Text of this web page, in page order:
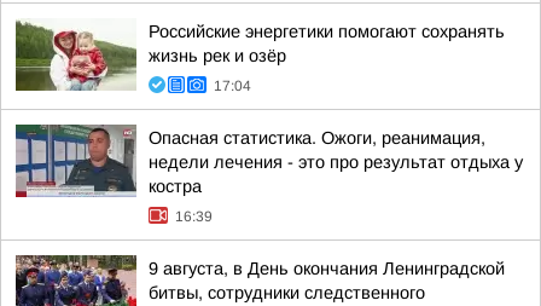
Российские энергетики помогают сохранять
жизнь рек и озёр
17:04
Опасная статистика. Ожоги, реанимация,
недели лечения - это про результат отдыха у
костра
16:39
9 августа, в День окончания Ленинградской
битвы, сотрудники следственного